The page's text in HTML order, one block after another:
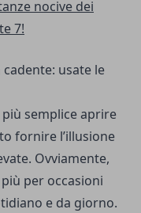
nocive dei
7!
usate le
semplice aprire
fornire l’illusione
Ovviamente,
per occasioni
e da giorno.